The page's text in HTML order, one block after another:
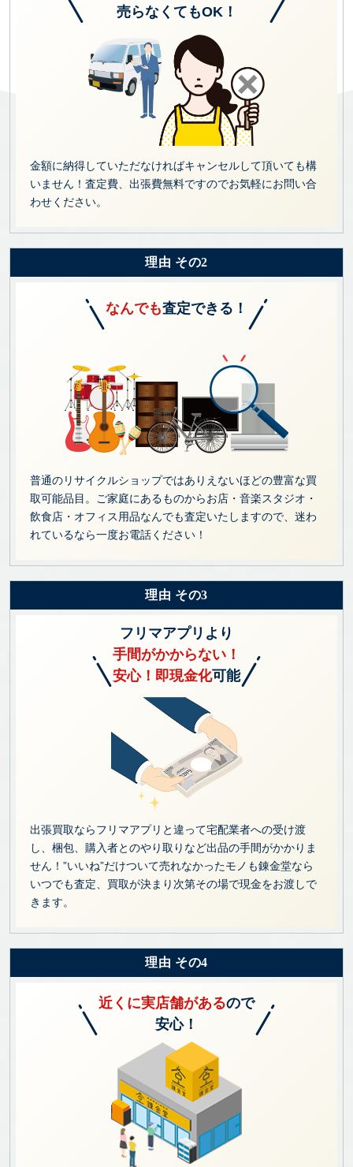
売らなくてもOK！
金額に納得していただなければキャンセルして頂いても構
いません！査定費、出張費無料ですのでお気軽にお問い合
わせください。
理由 その2
なんでも査定できる！
普通のリサイクルショップではありえないほどの豊富な買
取可能品目。ご家庭にあるものからお店・音楽スタジオ・
飲食店・オフィス用品なんでも査定いたしますので、迷わ
れているなら一度お電話ください！
理由 その3
フリマアプリより
手間がかからない！
安心！即現金化可能
出張買取ならフリマアプリと違って宅配業者への受け渡
し、梱包、購入者とのやり取りなど出品の手間がかかりま
せん！”いいね”だけついて売れなかったモノも錬金堂なら
いつでも査定、買取が決まり次第その場で現金をお渡しで
きます。
理由 その4
近くに実店舗があるので
安心！